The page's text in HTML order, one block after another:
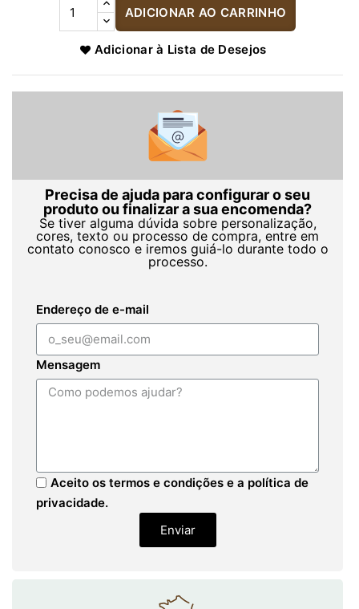
ADICIONAR AO CARRINHO
Adicionar à Lista de Desejos
Precisa de ajuda para configurar o seu
produto ou finalizar a sua encomenda?
Se tiver alguma dúvida sobre personalização,
cores, texto ou processo de compra, entre em
contato conosco e iremos guiá-lo durante todo o
processo.
Endereço de e-mail
Mensagem
Aceito os termos e condições e a política de
privacidade.
Enviar